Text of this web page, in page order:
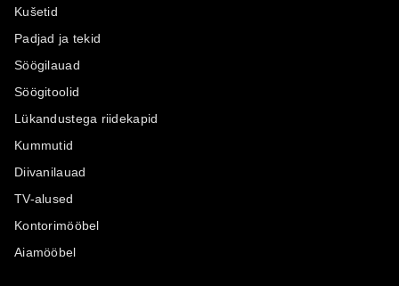
Kušetid
Padjad ja tekid
Söögilauad
Söögitoolid
Lükandustega riidekapid
Kummutid
Diivanilauad
TV-alused
Kontorimööbel
Aiamööbel